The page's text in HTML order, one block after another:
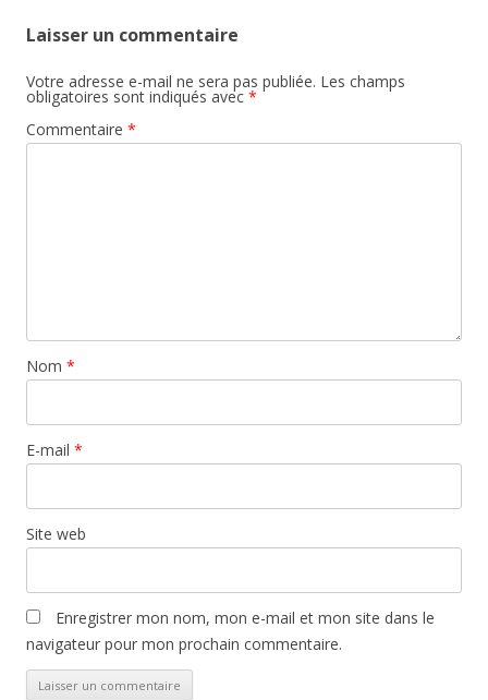
Laisser un commentaire
Votre adresse e-mail ne sera pas publiée. Les champs
obligatoires sont indiqués avec *
Commentaire *
Nom *
E-mail *
Site web
Enregistrer mon nom, mon e-mail et mon site dans le
navigateur pour mon prochain commentaire.